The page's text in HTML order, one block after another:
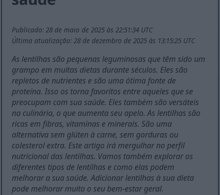
Publicado: 28 de maio de 2025 às 22:51:34 UTC
Última atualização: 28 de dezembro de 2025 às 13:15:25 UTC
As lentilhas são pequenas leguminosas que têm sido um
grampo em muitas dietas durante séculos. Eles são
repletos de nutrientes e são uma ótima fonte de
proteína. Isso os torna favoritos entre aqueles que se
preocupam com sua saúde. Eles também são versáteis
na culinária, o que aumenta seu apelo. As lentilhas são
ricas em fibras, vitaminas e minerais. São uma
alternativa sem glúten à carne, sem gorduras ou
colesterol extra. Este artigo irá mergulhar no perfil
nutricional das lentilhas. Vamos também explorar os
diferentes tipos de lentilhas e como elas podem
melhorar a sua saúde. Adicionar lentilhas à sua dieta
pode melhorar muito o seu bem-estar geral.